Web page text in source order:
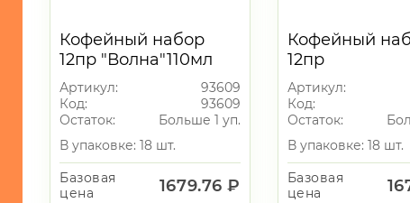
Кофейный набор
12пр "Волна"110мл
Артикул:
93609
Код:
93609
Остаток:
Больше 1 уп.
В упаковке: 18 шт.
Базовая
цена
1679.76 ₽
Кофейный
12пр
Артикул:
Код:
Остаток:
В упаковке: 18 шт.
Базовая
цена